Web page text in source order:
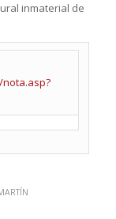
inmaterial de